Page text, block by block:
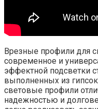
Врезные профили для
современное и
эффектной подсветки
выполненных из
световые профили
надежностью и